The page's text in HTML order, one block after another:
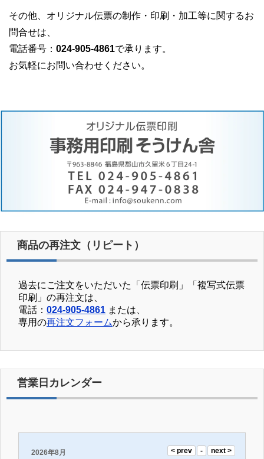
その他、オリジナル伝票の制作・印刷・加工等に関するお
問合せは、
電話番号： 024-905-4861で承ります。
お気軽にお問い合わせください。
商品の再注文（リピート）
過去にご注文をいただいた「伝票印刷」「複写式伝票
印刷」の再注文は、
電話： 024-905-4861 または、
専用の再注文フォームから承ります。
営業日カレンダー
2026年8月